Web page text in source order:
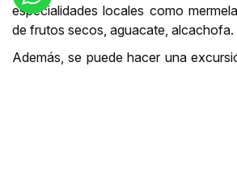
especialidades locales como
de frutos secos, aguacate, alcachofa.
Además, se puede hacer una